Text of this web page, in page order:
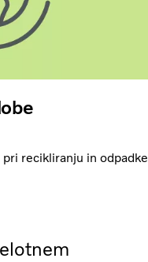
recikliranju in odpadke